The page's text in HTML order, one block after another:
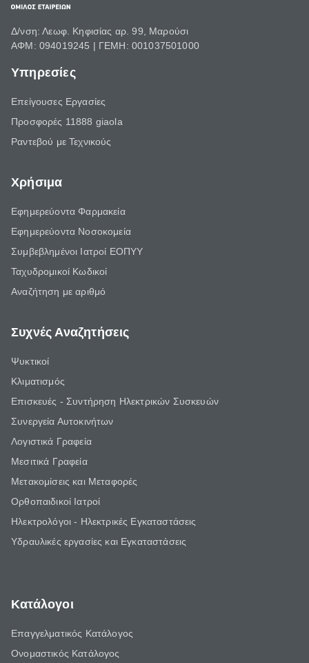
Δ/νση: Λεωφ. Κηφισίας αρ. 99, Μαρούσι
ΑΦΜ: 094019245 | ΓΕΜΗ: 001037501000
Υπηρεσίες
Επείγουσες Εργασίες
Προσφορές 11888 giaola
Ραντεβού με Τεχνικούς
Χρήσιμα
Εφημερεύοντα Φαρμακεία
Εφημερεύοντα Νοσοκομεία
Συμβεβλημένοι Ιατροί ΕΟΠΥΥ
Ταχυδρομικοί Κωδικοί
Αναζήτηση με αριθμό
Συχνές Αναζητήσεις
Ψυκτικοί
Κλιματισμός
Επισκευές - Συντήρηση Ηλεκτρικών Συσκευών
Συνεργεία Αυτοκινήτων
Λογιστικά Γραφεία
Μεσιτικά Γραφεία
Μετακομίσεις και Μεταφορές
Ορθοπαιδικοί Ιατροί
Ηλεκτρολόγοι - Ηλεκτρικές Εγκαταστάσεις
Υδραυλικές εργασίες και Εγκαταστάσεις
Κατάλογοι
Επαγγελματικός Κατάλογος
Ονομαστικός Κατάλογος